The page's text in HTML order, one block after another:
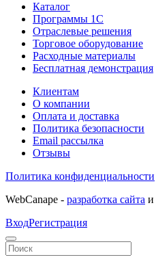
Каталог
Программы 1С
Отраслевые решения
Торговое оборудование
Расходные материалы
Бесплатная демонстрация
Клиентам
О компании
Оплата и доставка
Политика безопасности
Email рассылка
Отзывы
Политика конфиденциальности
WebCanape - разработка сайта и
ВходРегистрация